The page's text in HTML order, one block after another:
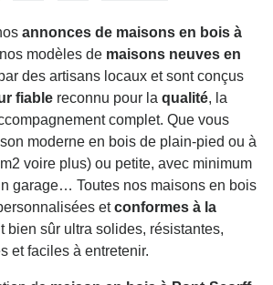
annonces de maisons en bois à
modèles de maisons neuves en
des artisans locaux et sont conçus
fiable reconnu pour la qualité, la
complet. Que vous
moderne en bois de plain-pied ou à
voire plus) ou petite, avec minimum
garage… Toutes nos maisons en bois
etconformes à la
bien sûr ultra solides, résistantes,
et faciles à entretenir.